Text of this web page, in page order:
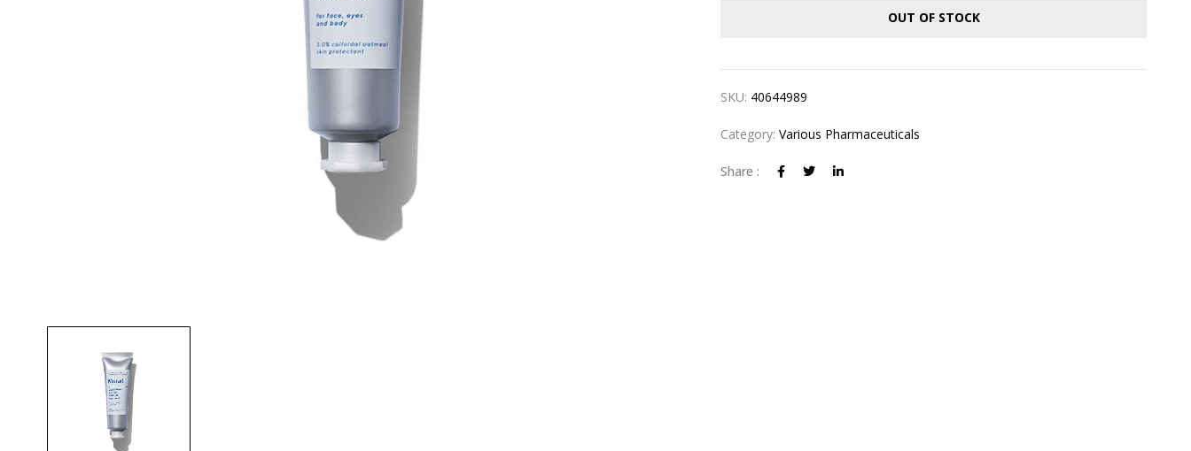
OUT OF STOCK
SKU: 40644989
Category:Various Pharmaceuticals
Share :